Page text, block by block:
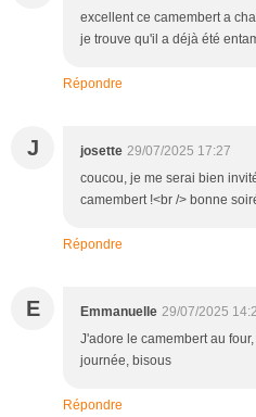
excellent ce camembert a
je trouve qu'il a déjà été
Répondre
J josette 29/07/2025 17:27
coucou, je me serai bien
camembert !<br /> bonne
Répondre
E Emmanuelle 29/07/2025
J'adore le camembert au
journée, bisous
Répondre